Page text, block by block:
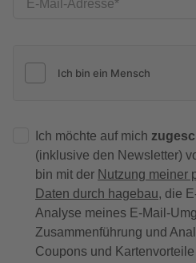
E-Mail-Adresse
Ich möchte auf mich
(inklusive den Newsletter)
bin mit der Nutzung meiner
Daten durch hagebau, die
Analyse meines E-Mail-
Zusammenführung und
Coupons und